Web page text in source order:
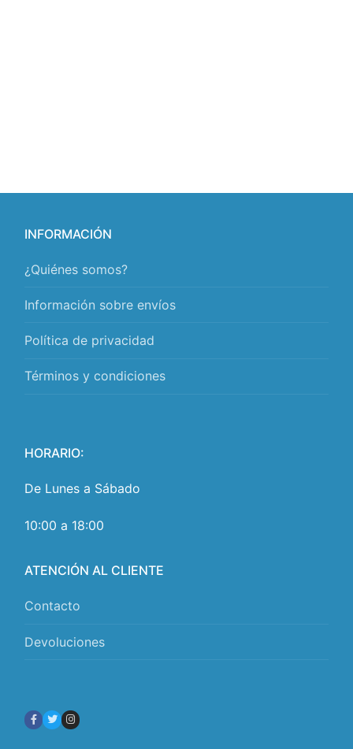
INFORMACIÓN
¿Quiénes somos?
Información sobre envíos
Política de privacidad
Términos y condiciones
HORARIO:
De Lunes a Sábado
10:00 a 18:00
ATENCIÓN AL CLIENTE
Contacto
Devoluciones